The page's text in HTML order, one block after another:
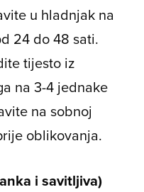
u hladnjak na
24 do 48 sati.
tijesto iz
na 3-4 jednake
na sobnoj
oblikovanja.
i savitljiva)